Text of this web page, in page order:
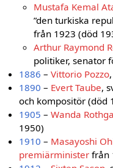
Mustafa Kemal
”den turkiska
från 1923 (död
Arthur Raymond
politiker, senator
1886 –Vittorio Pozzo
1890 – Evert Taube,
och kompositör (död
1905 –Wanda
1950)
1910 – Masayoshi
premiärminister från